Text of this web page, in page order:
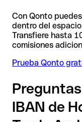
Con Qonto
dentro del
Transfiere hasta
comisiones
Prueba Qonto
IBAN de